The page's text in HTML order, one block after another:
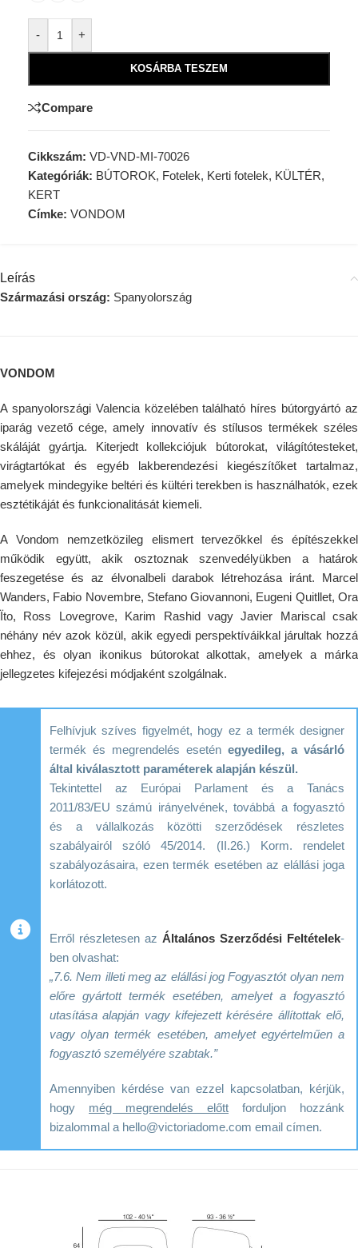
- +
KOSÁRBA TESZEM
Compare
Cikkszám: VD-VND-MI-70026
Kategóriák: BÚTOROK, Fotelek, Kerti fotelek, KÜLTÉR,
KERT
Címke: VONDOM
Leírás
Származási ország: Spanyolország
VONDOM
A spanyolországi Valencia közelében található híres bútorgyártó az
iparág vezető cége, amely innovatív és stílusos termékek széles
skáláját gyártja. Kiterjedt kollekciójuk bútorokat, világítótesteket,
virágtartókat és egyéb lakberendezési kiegészítőket tartalmaz,
amelyek mindegyike beltéri és kültéri terekben is használhatók, ezek
esztétikáját és funkcionalitását kiemeli.
A Vondom nemzetközileg elismert tervezőkkel és építészekkel
működik együtt, akik osztoznak szenvedélyükben a határok
feszegetése és az élvonalbeli darabok létrehozása iránt. Marcel
Wanders, Fabio Novembre, Stefano Giovannoni, Eugeni Quitllet, Ora
Ïto, Ross Lovegrove, Karim Rashid vagy Javier Mariscal csak
néhány név azok közül, akik egyedi perspektíváikkal járultak hozzá
ehhez, és olyan ikonikus bútorokat alkottak, amelyek a márka
jellegzetes kifejezési módjaként szolgálnak.
Felhívjuk szíves figyelmét, hogy ez a termék designer
termék és megrendelés esetén egyedileg, a vásárló
által kiválasztott paraméterek alapján készül.
Tekintettel az Európai Parlament és a Tanács
2011/83/EU számú irányelvének, továbbá a fogyasztó
és a vállalkozás közötti szerződések részletes
szabályairól szóló 45/2014. (II.26.) Korm. rendelet
szabályozásaira, ezen termék esetében az elállási joga
korlátozott.
Erről részletesen az Általános Szerződési Feltételek-
ben olvashat:
„7.6. Nem illeti meg az elállási jog Fogyasztót olyan nem
előre gyártott termék esetében, amelyet a fogyasztó
utasítása alapján vagy kifejezett kérésére állítottak elő,
vagy olyan termék esetében, amelyet egyértelműen a
fogyasztó személyére szabtak.”
Amennyiben kérdése van ezzel kapcsolatban, kérjük,
hogy még megrendelés előtt forduljon hozzánk
bizalommal a hello@victoriadome.com email címen.